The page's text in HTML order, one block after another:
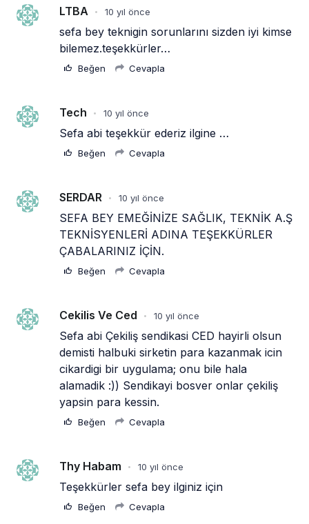
LTBA • 10 yıl önce
sefa bey teknigin sorunlarını sizden iyi kimse
bilemez.teşekkürler…
Beğen Cevapla
Tech • 10 yıl önce
Sefa abi teşekkür ederiz ilgine …
Beğen Cevapla
SERDAR • 10 yıl önce
SEFA BEY EMEĞİNİZE SAĞLIK, TEKNİK A.Ş
TEKNİSYENLERİ ADINA TEŞEKKÜRLER
ÇABALARINIZ İÇİN.
Beğen Cevapla
Cekilis Ve Ced • 10 yıl önce
Sefa abi Çekiliş sendikasi CED hayirli olsun
demisti halbuki sirketin para kazanmak icin
cikardigi bir uygulama; onu bile hala
alamadik :)) Sendikayi bosver onlar çekiliş
yapsin para kessin.
Beğen Cevapla
Thy Habam • 10 yıl önce
Teşekkürler sefa bey ilginiz için
Beğen Cevapla